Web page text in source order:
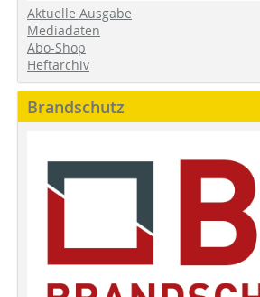
Aktuelle Ausgabe
Mediadaten
Abo-Shop
Heftarchiv
Brandschutz